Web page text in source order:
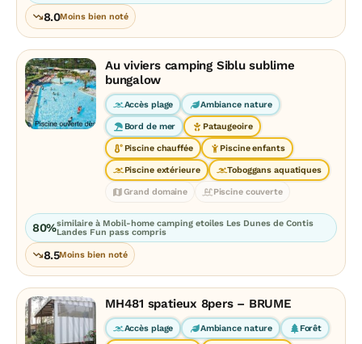
8.0Moins bien noté
Au viviers camping Siblu sublime
bungalow
Accès plage Ambiance nature
Bord de mer Pataugeoire
Piscine chauffée Piscine enfants
Piscine extérieure Toboggans aquatiques
Grand domaine Piscine couverte
80%similaire à Mobil-home camping etoiles Les Dunes de Contis
Landes Fun pass compris
8.5Moins bien noté
MH481 spatieux 8pers – BRUME
Accès plage Ambiance nature Forêt